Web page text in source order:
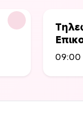
09:00